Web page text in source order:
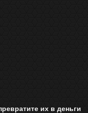
их в деньги